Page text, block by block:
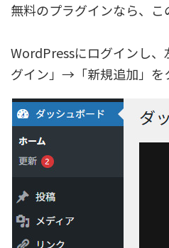
無料のプラグインなら、こ
WordPressにログインし
グイン」→「新規追加」を